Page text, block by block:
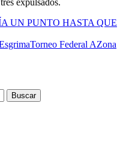
UN PUNTO HASTA QUE
Torneo Federal AZona